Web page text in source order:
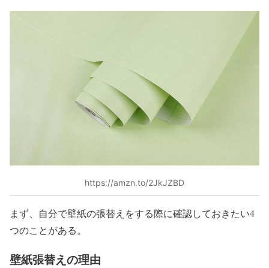
https://amzn.to/2JkJZBD
まず、自分で壁紙の張替えをする際に確認しておきたい4
つのことがある。
壁紙張替えの理由